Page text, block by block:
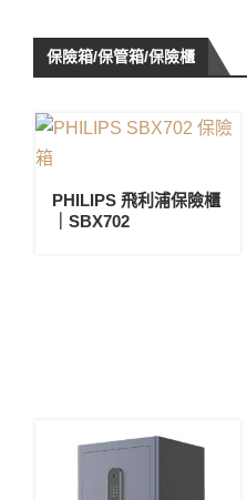
保險箱/保管箱/保險櫃
PHILIPS 飛利浦保險櫃
｜SBX702